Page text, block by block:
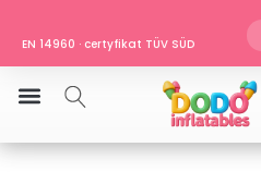
do
treści
Zamów do 11:00, a wyślemy jeszcze dziś
EN 14960 · certyfikat TÜV SÜD
Wysyłka do Polski
Zamów do 11:00, a wyślemy jeszcze dziś